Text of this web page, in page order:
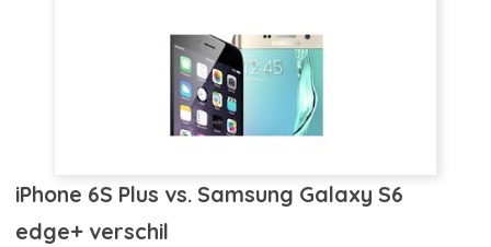
iPhone 6S Plus vs. Samsung Galaxy S6
edge+ verschil